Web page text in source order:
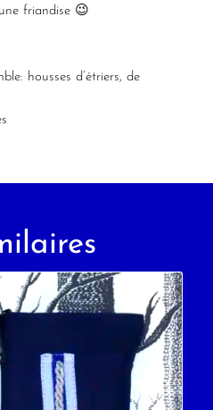
friandise 😉
: housses d’étriers, de